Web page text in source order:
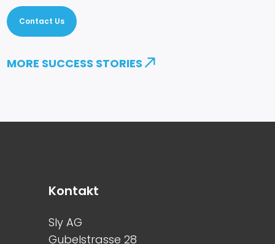
Contact Us
MORE SUCCESS STORIES
Kontakt
Sly AG
Gubelstrasse 28